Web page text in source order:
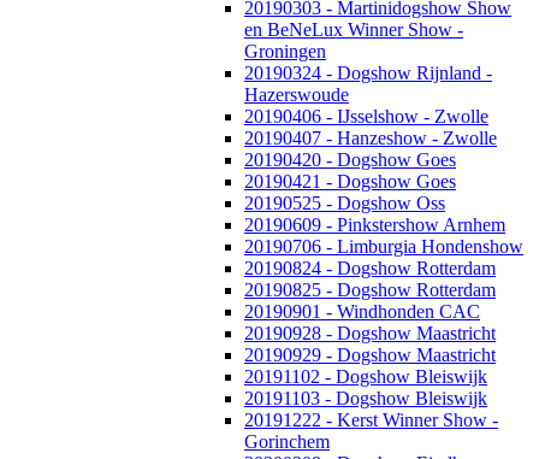
20190303 - Martinidogshow Show
en BeNeLux Winner Show -
Groningen
20190324 - Dogshow Rijnland -
Hazerswoude
20190406 - IJsselshow - Zwolle
20190407 - Hanzeshow - Zwolle
20190420 - Dogshow Goes
20190421 - Dogshow Goes
20190525 - Dogshow Oss
20190609 - Pinkstershow Arnhem
20190706 - Limburgia Hondenshow
20190824 - Dogshow Rotterdam
20190825 - Dogshow Rotterdam
20190901 - Windhonden CAC
20190928 - Dogshow Maastricht
20190929 - Dogshow Maastricht
20191102 - Dogshow Bleiswijk
20191103 - Dogshow Bleiswijk
20191222 - Kerst Winner Show -
Gorinchem